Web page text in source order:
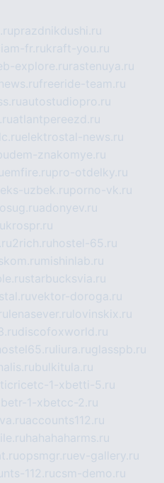
prazdnikdushi.ru
fr.rukraft-you.ru
explore.ru rastenuya.ru
freeride-team.ru
autostudiopro.ru
atlantpereezd.ru
elektrostal-news.ru
znakomye.ru
emfire.rupro-otdelky.ru
uzbek.ruporno-vk.ru
adonyev.ru
krospr.ru
2rich.ru hostel-65.ru
mishinlab.ru
starbucksvia.ru
vektor-doroga.ru
lenasever.ru lovinskix.ru
discofoxworld.ru
hostel65.ru liura.ruglasspb.ru
bulkitula.ru
1-xbetti-5.ru
1-xbetcc-2.ru
accounts112.ru
hahahaharms.ru
opsmgr.ruev-gallery.ru
112.rucsm-demo.ru